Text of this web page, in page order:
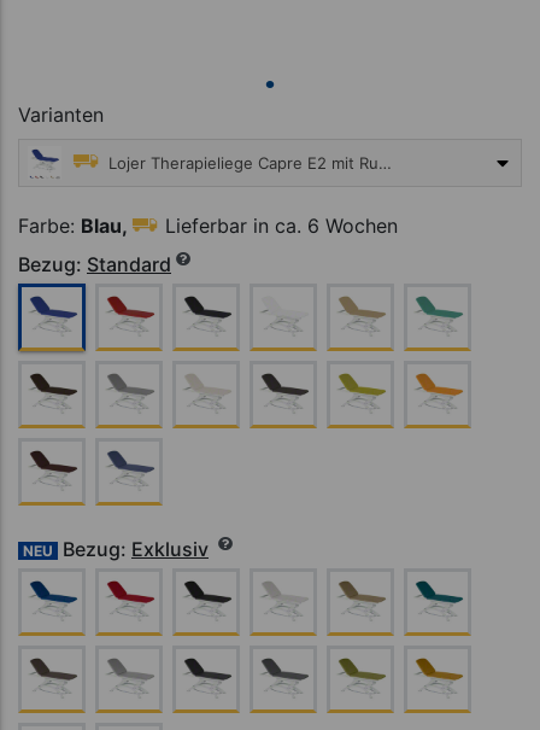
Varianten
Lojer Therapieliege Capre E2 mit Rundumschaltung
Farbe: Blau,
Lieferbar in ca. 6 Wochen
Bezug: Standard
NEU Bezug: Exklusiv